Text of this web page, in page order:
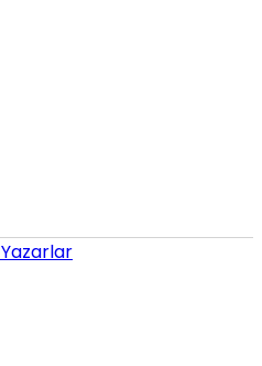
Yazarlar